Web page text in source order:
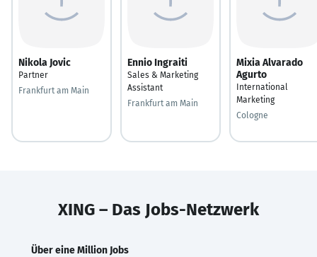
Nikola Jovic
Partner
Frankfurt am Main
Ennio Ingraiti
Sales & Marketing
Assistant
Frankfurt am Main
Mixia Alvarado
Agurto
International
Marketing
Cologne
XING – Das Jobs-Netzwerk
Über eine Million Jobs